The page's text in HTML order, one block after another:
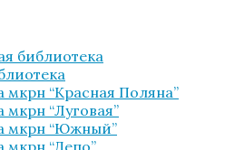
библиотека
мкрн “Красная Поляна”
мкрн “Луговая”
мкрн “Южный”
мкрн “Депо”